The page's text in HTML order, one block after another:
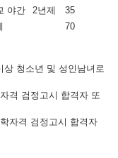
야간 2년제
35
70
상 청소년 및 성인남녀로
격 검정고시 합격자 또
자격 검정고시 합격자